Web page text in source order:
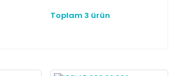
Toplam 3 ürün